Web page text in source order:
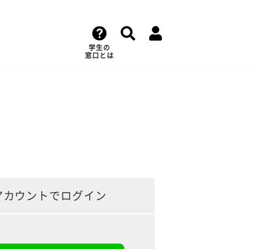
学生の
窓口とは
ウントでログイン